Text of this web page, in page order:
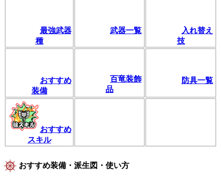
最強武器
種
武器一覧
入れ替え
技
おすすめ
装備
百竜装飾
品
防具一覧
おすすめ
スキル
おすすめ装備・派生図・使い方